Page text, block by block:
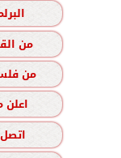
من
من
اعلن
اتصل